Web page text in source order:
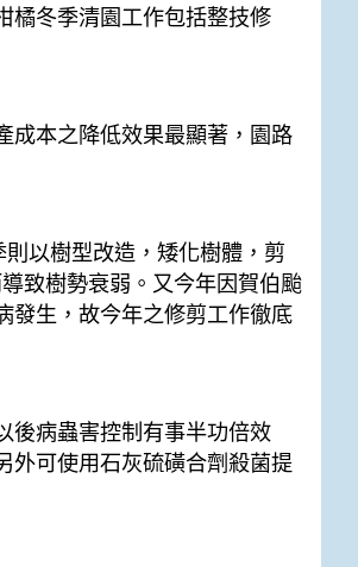
橘冬季清園工作包括整技修
成本之降低效果最顯著，園路
以樹型改造，矮化樹體，剪
致樹勢衰弱。又今年因賀伯颱
發生，故今年之修剪工作徹底
後病蟲害控制有事半功倍效
外可使用石灰硫磺合劑殺菌提